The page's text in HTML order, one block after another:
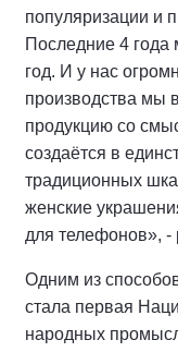
популяризации и
Последние 4
год. И у нас
производства мы
продукцию со
создаётся в
традиционных
женские
для телефонов», -
Одним из
стала первая
народных